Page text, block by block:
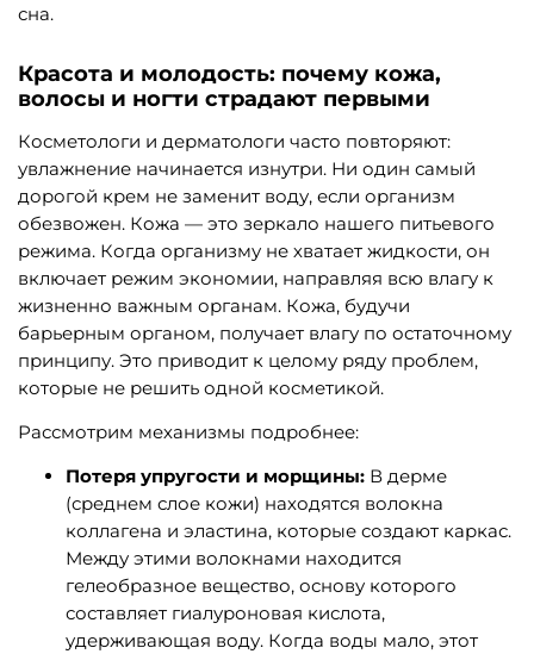
сна.
Красота и молодость: почему кожа,
волосы и ногти страдают первыми
Косметологи и дерматологи часто повторяют:
увлажнение начинается изнутри. Ни один самый
дорогой крем не заменит воду, если организм
обезвожен. Кожа — это зеркало нашего питьевого
режима. Когда организму не хватает жидкости, он
включает режим экономии, направляя всю влагу к
жизненно важным органам. Кожа, будучи
барьерным органом, получает влагу по остаточному
принципу. Это приводит к целому ряду проблем,
которые не решить одной косметикой.
Рассмотрим механизмы подробнее:
Потеря упругости и морщины: В дерме
(среднем слое кожи) находятся волокна
коллагена и эластина, которые создают каркас.
Между этими волокнами находится
гелеобразное вещество, основу которого
составляет гиалуроновая кислота,
удерживающая воду. Когда воды мало, этот